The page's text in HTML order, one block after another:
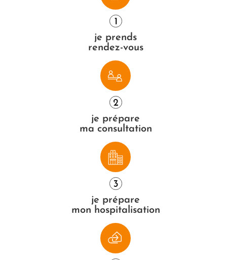
je prends
rendez-vous
je prépare
ma consultation
je prépare
mon hospitalisation